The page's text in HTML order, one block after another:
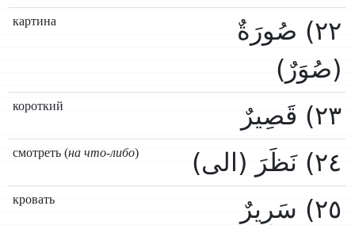
картина
٢٢) صُورَةٌ
(صُوَرٌ)
короткий ٢٣) قَصِيرٌ
смотреть (на что-либо) ٢٤) نَظَرَ (الى)
кровать
٢٥) سَرِيرٌ